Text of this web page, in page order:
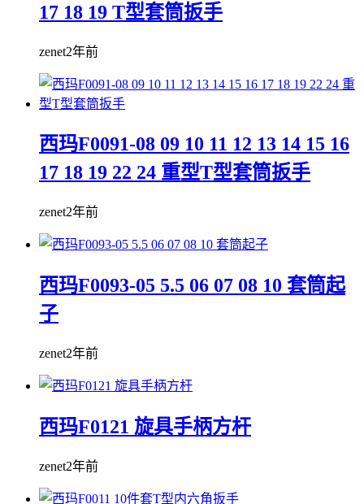
17 18 19 T型套筒扳手
zenet2年前
西玛F0091-08 09 10 11 12 13 14 15 16
17 18 19 22 24 重型T型套筒扳手
zenet2年前
西玛F0093-05 5.5 06 07 08 10 套筒起
子
zenet2年前
西玛F0121 旋具手柄方杆
zenet2年前